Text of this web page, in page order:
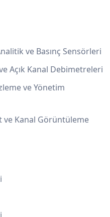
ve Basınç Sensörleri
Açık Kanal Debimetreleri
ve Yönetim
ve Kanal Görüntüleme